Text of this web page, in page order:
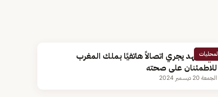
المحليات
ولي العهد يجري اتصالاً هاتفيًا بملك المغرب
للاطمئنان على صحته
الجمعة 20 ديسمبر 2024